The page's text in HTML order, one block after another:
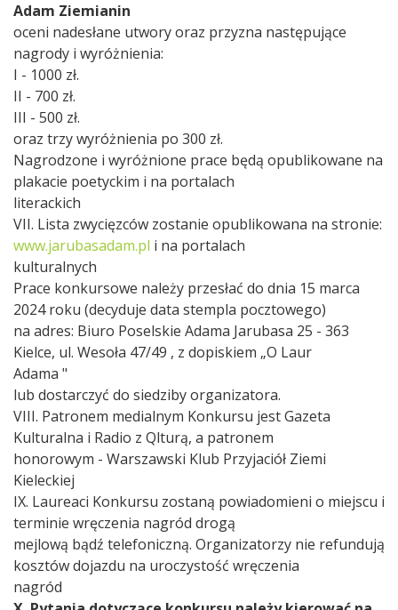
Adam Ziemianin
oceni nadesłane utwory oraz przyzna następujące
nagrody i wyróżnienia:
I - 1000 zł.
II - 700 zł.
III - 500 zł.
oraz trzy wyróżnienia po 300 zł.
Nagrodzone i wyróżnione prace będą opublikowane na
plakacie poetyckim i na portalach
literackich
VII. Lista zwycięzców zostanie opublikowana na stronie:
www.jarubasadam.pl i na portalach
kulturalnych
Prace konkursowe należy przesłać do dnia 15 marca
2024 roku (decyduje data stempla pocztowego)
na adres: Biuro Poselskie Adama Jarubasa 25 - 363
Kielce, ul. Wesoła 47/49 , z dopiskiem „O Laur
Adama "
lub dostarczyć do siedziby organizatora.
VIII. Patronem medialnym Konkursu jest Gazeta
Kulturalna i Radio z Qlturą, a patronem
honorowym - Warszawski Klub Przyjaciół Ziemi
Kieleckiej
IX. Laureaci Konkursu zostaną powiadomieni o miejscu i
terminie wręczenia nagród drogą
mejlową bądź telefoniczną. Organizatorzy nie refundują
kosztów dojazdu na uroczystość wręczenia
nagród